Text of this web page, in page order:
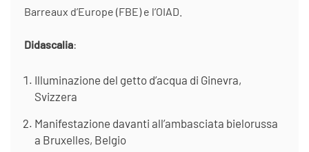
Barreaux d’Europe (FBE) e l’OIAD.
Didascalia:
Illuminazione del getto d’acqua di Ginevra,
Svizzera
Manifestazione davanti all’ambasciata bielorussa
a Bruxelles, Belgio